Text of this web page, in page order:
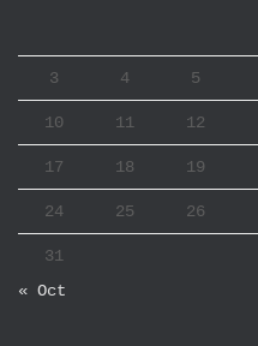
3 4 5
10 11 12
17 18 19
24 25 26
31
« Oct